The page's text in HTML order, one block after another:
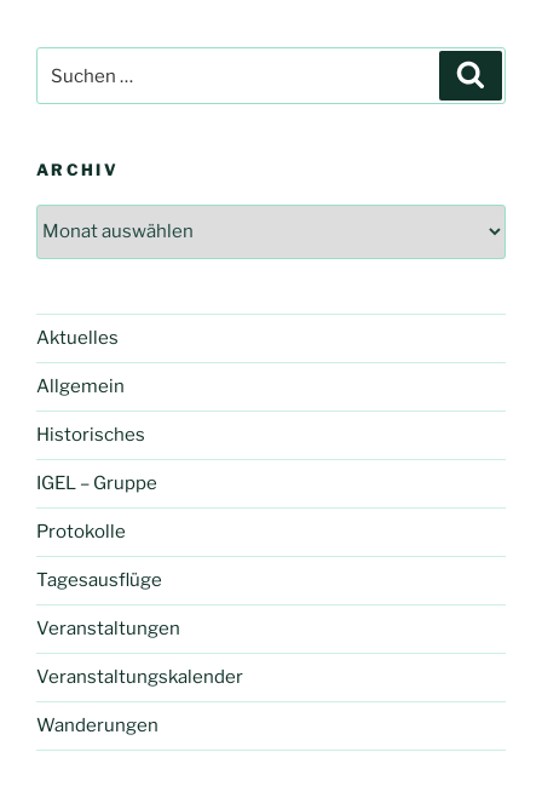
nach:
ARCHIV
Archiv
Aktuelles
Allgemein
Historisches
IGEL – Gruppe
Protokolle
Tagesausflüge
Veranstaltungen
Veranstaltungskalender
Wanderungen